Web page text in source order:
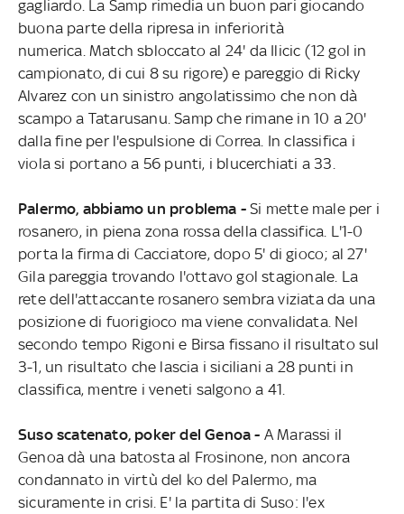
gagliardo. La Samp rimedia un buon pari giocando
buona parte della ripresa in inferiorità
numerica. Match sbloccato al 24' da Ilicic (12 gol in
campionato, di cui 8 su rigore) e pareggio di Ricky
Alvarez con un sinistro angolatissimo che non dà
scampo a Tatarusanu. Samp che rimane in 10 a 20'
dalla fine per l'espulsione di Correa. In classifica i
viola si portano a 56 punti, i blucerchiati a 33.
Palermo, abbiamo un problema -Si mette male per i
rosanero, in piena zona rossa della classifica. L'1-0
porta la firma di Cacciatore, dopo 5' di gioco; al 27'
Gila pareggia trovando l'ottavo gol stagionale. La
rete dell'attaccante rosanero sembra viziata da una
posizione di fuorigioco ma viene convalidata. Nel
secondo tempo Rigoni e Birsa fissano il risultato sul
3-1, un risultato che lascia i siciliani a 28 punti in
classifica, mentre i veneti salgono a 41.
Suso scatenato, poker del Genoa - A Marassi il
Genoa dà una batosta al Frosinone, non ancora
condannato in virtù del ko del Palermo, ma
sicuramente in crisi. E' la partita di Suso: l'ex